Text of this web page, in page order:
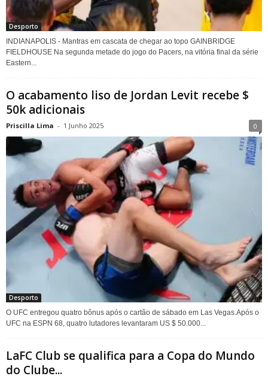
Desporto
INDIANAPOLIS - Mantras em cascata de chegar ao topo GAINBRIDGE
FIELDHOUSE Na segunda metade do jogo do Pacers, na vitória final da série
Eastern...
O acabamento liso de Jordan Levit recebe $
50k adicionais
Priscilla Lima - 1 Junho 2025 0
Desporto
O UFC entregou quatro bônus após o cartão de sábado em Las Vegas.Após o
UFC na ESPN 68, quatro lutadores levantaram US $ 50.000...
LaFC Club se qualifica para a Copa do Mundo
do Clube...